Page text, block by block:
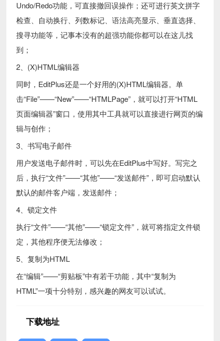
Undo/Redo功能，可直接撤回误操作；还可进行英文拼字
检查、自动换行、列数标记、语法高亮显示、垂直选择、
搜寻功能等，记事本没有的超强功能你都可以在这儿找
到；
2、(X)HTML编辑器
同时，EditPlus还是一个好用的(X)HTML编辑器。单
击“File”——“New”——“HTMLPage”，就可以打开“HTML
页面编辑器”窗口，使用其中工具就可以直接进行网页的编
辑与创作；
3、书写电子邮件
用户发送电子邮件时，可以先在EditPlus中写好。写完之
后，执行“文件”——“其他”——“发送邮件”，即可启动默认
默认的邮件客户端，发送邮件；
4、锁定文件
执行“文件”——“其他”——“锁定文件”，就可将指定文件锁
定，其他程序便无法修改；
5、复制为HTML
在“编辑”——“剪贴板”中有若干功能，其中“复制为
HTML”一项十分特别，感兴趣的网友可以试试。
下载地址